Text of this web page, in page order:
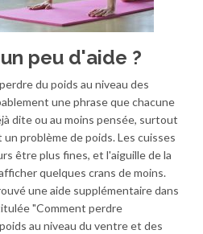
peu d'aide ?
du poids au niveau des
une phrase que chacune
dite ou au moins pensée, surtout
un problème de poids. Les cuisses
être plus fines, et l'aiguille de la
quelques crans de moins.
une aide supplémentaire dans
"Comment perdre
au niveau du ventre et des